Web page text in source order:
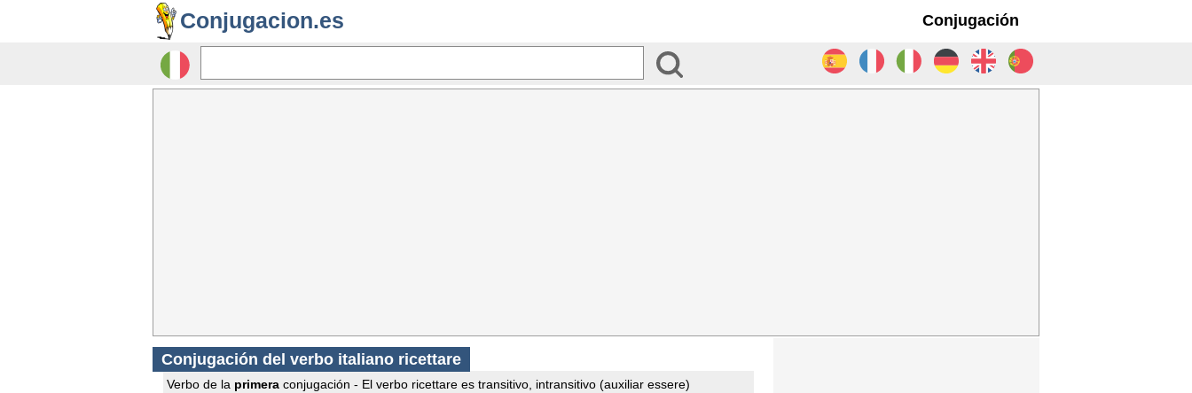
Conjugacion.es Conjugación
Conjugación del verbo italiano ricettare
Verbo de la primera conjugación - El verbo ricettare es transitivo, intransitivo (auxiliar essere)